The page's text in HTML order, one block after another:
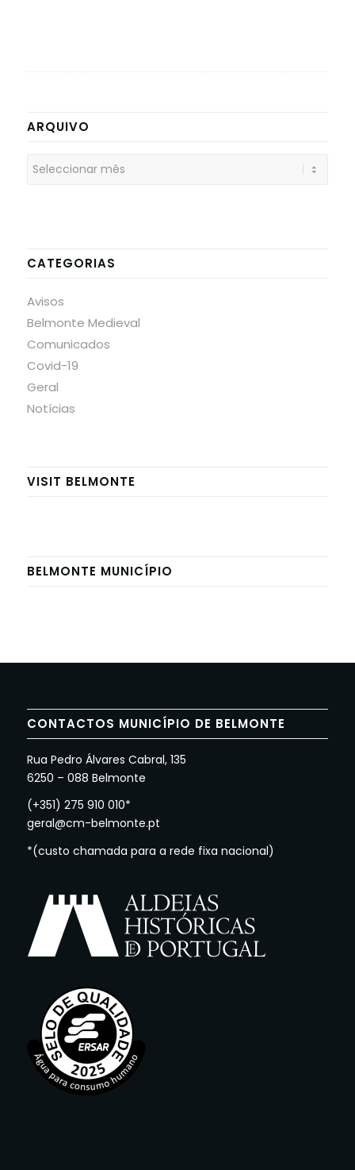
ARQUIVO
CATEGORIAS
Avisos
Belmonte Medieval
Comunicados
Covid-19
Geral
Notícias
VISIT BELMONTE
BELMONTE MUNICÍPIO
CONTACTOS MUNICÍPIO DE BELMONTE
Rua Pedro Álvares Cabral, 135
6250 – 088 Belmonte
(+351) 275 910 010*
geral@cm-belmonte.pt
*(custo chamada para a rede fixa nacional)